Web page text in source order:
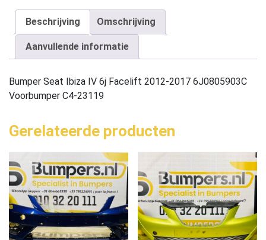
Beschrijving Omschrijving
Aanvullende informatie
Bumper Seat Ibiza IV 6j Facelift 2012-2017 6J0805903C
Voorbumper C4-23119
Gerelateerde producten